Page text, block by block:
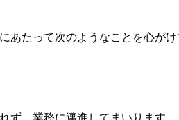
あたって次のようなことを心がけ